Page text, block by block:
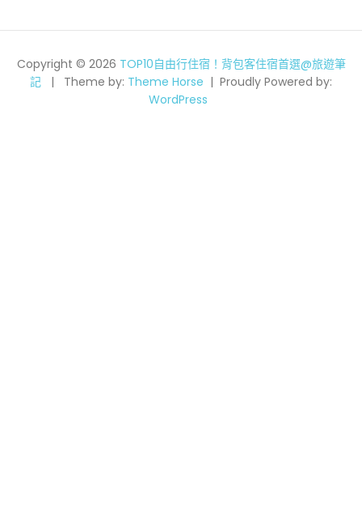
Copyright © 2026 TOP10自由行住宿！背包客住宿首選@旅遊筆
記
Theme by: Theme Horse
Proudly Powered by:
WordPress